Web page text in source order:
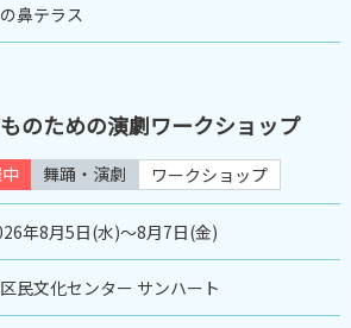
鼻テラス
のための演劇ワークショップ
舞踊・演劇 ワークショップ
年8月5日(水)～8月7日(金)
民文化センター サンハート